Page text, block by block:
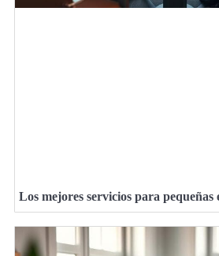
Los mejores servicios para pequeñas